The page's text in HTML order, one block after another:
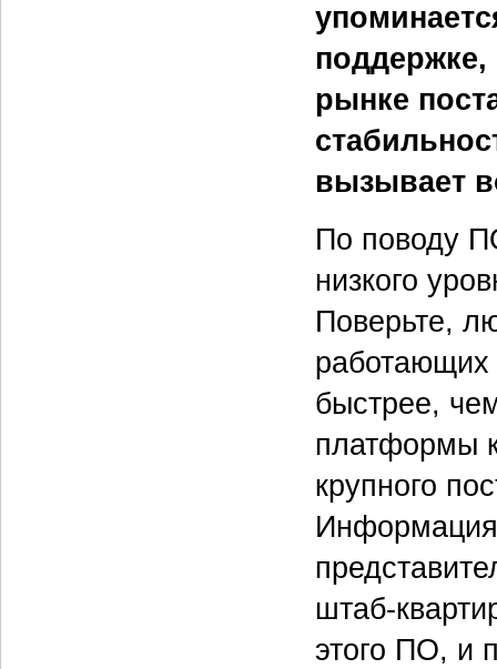
поддержке,
рынке
вызывает
По поводу
низкого
Поверьте,
быстрее,
платформы
крупного
Информация
штаб-
этого ПО, и